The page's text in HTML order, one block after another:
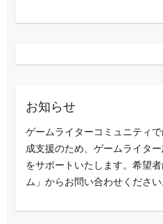
お知らせ
ゲームライターコミュニティ
成支援のため、ゲームライタ
をサポートいたします。希望
ム」からお問い合わせください